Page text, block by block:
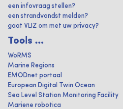
een infovraag stellen?
een strandvondst melden?
gaat VLIZ om met uw privacy?
Tools ...
WoRMS
Marine Regions
EMODnet portaal
European Digital Twin Ocean
Sea Level Station Monitoring Facility
Mariene robotica